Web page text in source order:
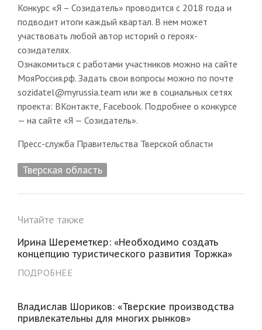
Конкурс «Я – Созидатель» проводится с 2018 года и
подводит итоги каждый квартал. В нем может
участвовать любой автор историй о героях-
созидателях.
Ознакомиться с работами участников можно на сайте
МояРоссия.рф. Задать свои вопросы можно по почте
sozidatel@myrussia.team или же в социальных сетях
проекта: ВКонтакте, Facebook. Подробнее о конкурсе
— на сайте «Я — Созидатель».
Пресс-служба Правительства Тверской области
Тверская область
Читайте также
Ирина Шереметкер: «Необходимо создать
концепцию туристического развития Торжка»
ПОДРОБНЕЕ
Владислав Шориков: «Тверские производства
привлекательны для многих рынков»